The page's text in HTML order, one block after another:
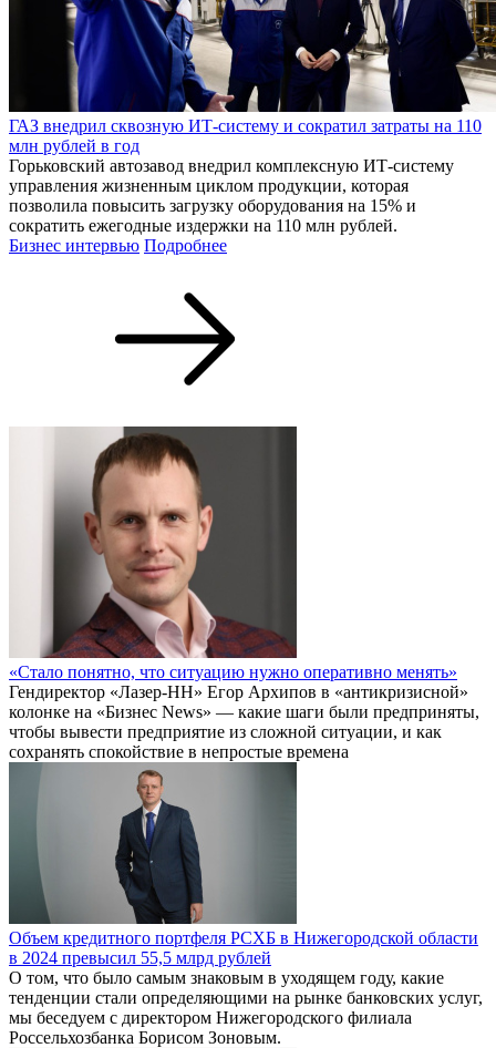
ГАЗ внедрил сквозную ИТ-систему и сократил затраты на 110
млн рублей в год
Горьковский автозавод внедрил комплексную ИТ-систему
управления жизненным циклом продукции, которая
позволила повысить загрузку оборудования на 15% и
сократить ежегодные издержки на 110 млн рублей.
Бизнес интервью Подробнее
«Стало понятно, что ситуацию нужно оперативно менять»
Гендиректор «Лазер-НН» Егор Архипов в «антикризисной»
колонке на «Бизнес News» — какие шаги были предприняты,
чтобы вывести предприятие из сложной ситуации, и как
сохранять спокойствие в непростые времена
Объем кредитного портфеля РСХБ в Нижегородской области
в 2024 превысил 55,5 млрд рублей
О том, что было самым знаковым в уходящем году, какие
тенденции стали определяющими на рынке банковских услуг,
мы беседуем с директором Нижегородского филиала
Россельхозбанка Борисом Зоновым.